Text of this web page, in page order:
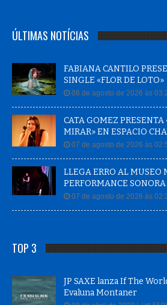
ÚLTIMAS NOTÍCIAS
FABIANA CANTILO
SINGLE «FLOR DE LOTO»
08 de agosto de 2026 às
CATA GOMEZ
MIRAR» EN ESPACIO
07 de agosto de 2026 às
LLEGA ERRO AL MUSEO
PERFORMANCE
07 de agosto de 2026 às
TOP 3
JP SAXE lanza If The
Evaluna Montaner